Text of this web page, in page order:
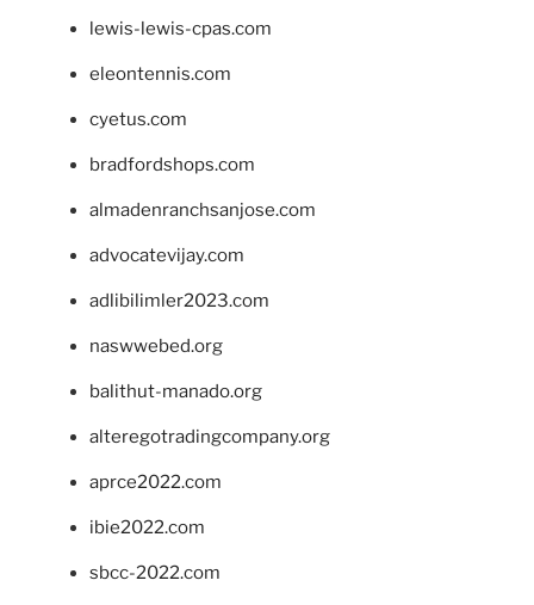
lewis-lewis-cpas.com
eleontennis.com
cyetus.com
bradfordshops.com
almadenranchsanjose.com
advocatevijay.com
adlibilimler2023.com
naswwebed.org
balithut-manado.org
alteregotradingcompany.org
aprce2022.com
ibie2022.com
sbcc-2022.com